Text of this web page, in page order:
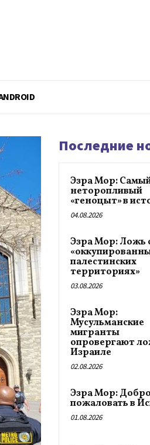
Последние
Эзра Мор:
неторопливый
«геноцыт» в
04.08.2026
Эзра Мор: Ложь
палестинских
территориях»
03.08.2026
Эзра Мор:
Мусульманские
мигранты
опровергают
Израиле
02.08.2026
Эзра Мор: Добро
пожаловать в
01.08.2026